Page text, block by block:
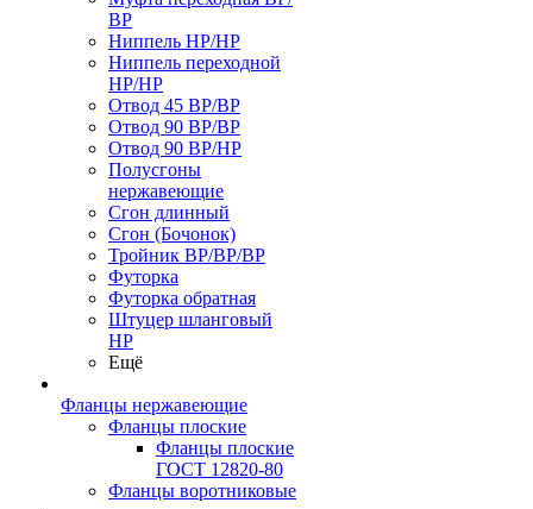
ВР
Ниппель НР/НР
Ниппель переходной
НР/НР
Отвод 45 ВР/ВР
Отвод 90 ВР/ВР
Отвод 90 ВР/НР
Полусгоны
нержавеющие
Сгон длинный
Сгон (Бочонок)
Тройник ВР/ВР/ВР
Футорка
Футорка обратная
Штуцер шланговый
НР
Ещё
Фланцы нержавеющие
Фланцы плоские
Фланцы плоские
ГОСТ 12820-80
Фланцы воротниковые